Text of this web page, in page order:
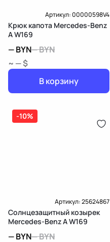
Артикул:00000598V4
Крюк капота Mercedes-Benz
A W169
—BYN—BYN
~ — $
В корзину
-10%
Артикул:25624867
Солнцезащитный козырек
Mercedes-Benz A W169
—BYN—BYN